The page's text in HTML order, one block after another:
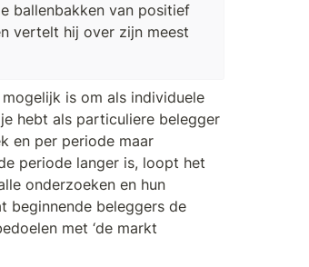
ballenbakken van positief
vertelt hij over zijn meest
is om als individuele
hebt als particuliere belegger
en per periode maar
periode langer is, loopt het
onderzoeken en hun
beginnende beleggers de
met ‘de markt